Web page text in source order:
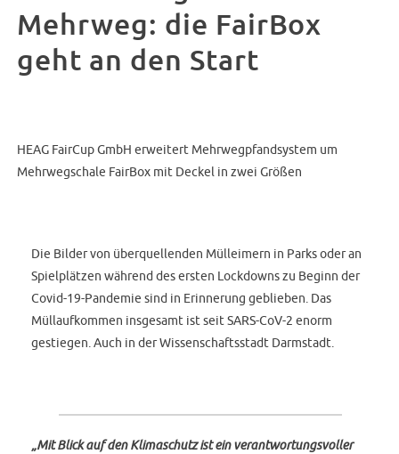
Mehrweg: die FairBox
geht an den Start
HEAG FairCup GmbH erweitert Mehrwegpfandsystem um
Mehrwegschale FairBox mit Deckel in zwei Größen
Die Bilder von überquellenden Mülleimern in Parks oder an
Spielplätzen während des ersten Lockdowns zu Beginn der
Covid-19-Pandemie sind in Erinnerung geblieben. Das
Müllaufkommen insgesamt ist seit SARS-CoV-2 enorm
gestiegen. Auch in der Wissenschaftsstadt Darmstadt.
„Mit Blick auf den Klimaschutz ist ein verantwortungsvoller